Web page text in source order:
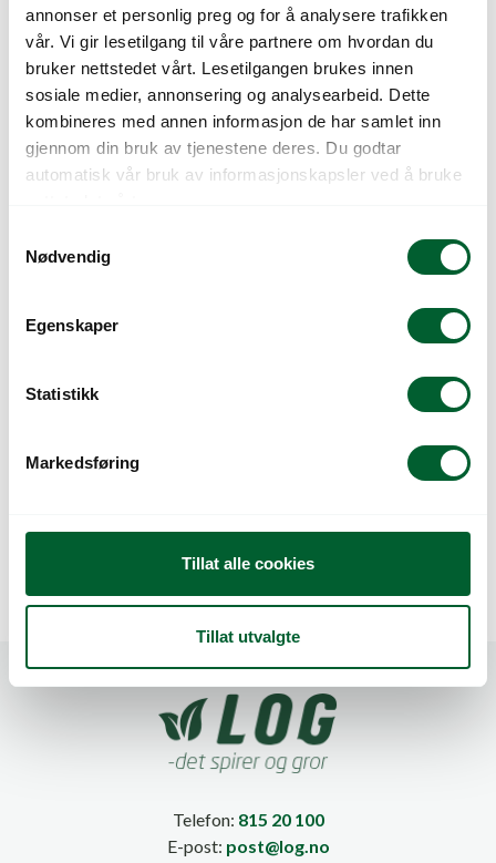
annonser et personlig preg og for å analysere trafikken
vår. Vi gir lesetilgang til våre partnere om hvordan du
bruker nettstedet vårt. Lesetilgangen brukes innen
sosiale medier, annonsering og analysearbeid. Dette
kombineres med annen informasjon de har samlet inn
gjennom din bruk av tjenestene deres. Du godtar
automatisk vår bruk av informasjonskapsler ved å bruke
Nødvendig
Egenskaper
Statistikk
Markedsføring
Tillat alle cookies
Tillat utvalgte
CELLFAST SLANGE
REPARATØR
CELLFAST SOLCELLE
VANNINGSCOMPUTE
Telefon: 815 20 100
E-post: post@log.no